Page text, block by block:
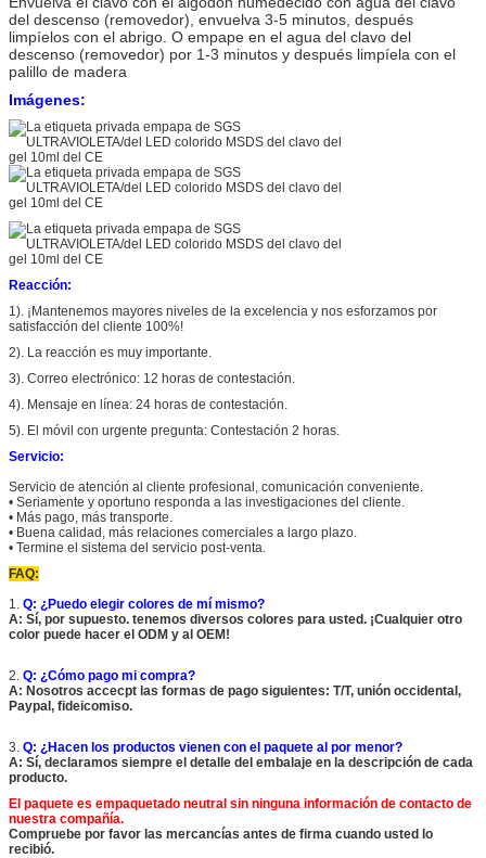
del descenso (removedor), envuelva 3-5 minutos, después
limpíelos con el abrigo. O empape en el agua del clavo del
descenso (removedor) por 1-3 minutos y después limpíela con el
palillo de madera
Imágenes:
Reacción:
1). ¡Mantenemos mayores niveles de la excelencia y nos esforzamos por
satisfacción del cliente 100%!
2). La reacción es muy importante.
3). Correo electrónico: 12 horas de contestación.
4). Mensaje en línea: 24 horas de contestación.
5). El móvil con urgente pregunta: Contestación 2 horas.
Servicio:
Servicio de atención al cliente profesional, comunicación conveniente.
• Seriamente y oportuno responda a las investigaciones del cliente.
• Más pago, más transporte.
• Buena calidad, más relaciones comerciales a largo plazo.
• Termine el sistema del servicio post-venta.
FAQ:
1. Q: ¿Puedo elegir colores de mí mismo?
A: Sí, por supuesto. tenemos diversos colores para usted. ¡Cualquier otro
color puede hacer el ODM y al OEM!
2. Q: ¿Cómo pago mi compra?
A: Nosotros accecpt las formas de pago siguientes: T/T, unión occidental,
Paypal, fideicomiso.
3. Q: ¿Hacen los productos vienen con el paquete al por menor?
A: Sí, declaramos siempre el detalle del embalaje en la descripción de cada
producto.
El paquete es empaquetado neutral sin ninguna información de contacto de
nuestra compañía.
Compruebe por favor las mercancías antes de firma cuando usted lo
recibió.